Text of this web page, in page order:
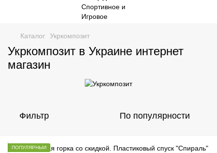
Каталог Укркомпозит
Укркомпозит в Украине интернет
магазин
Фильтр По популярности
ПОПУЛЯРНЫЙ